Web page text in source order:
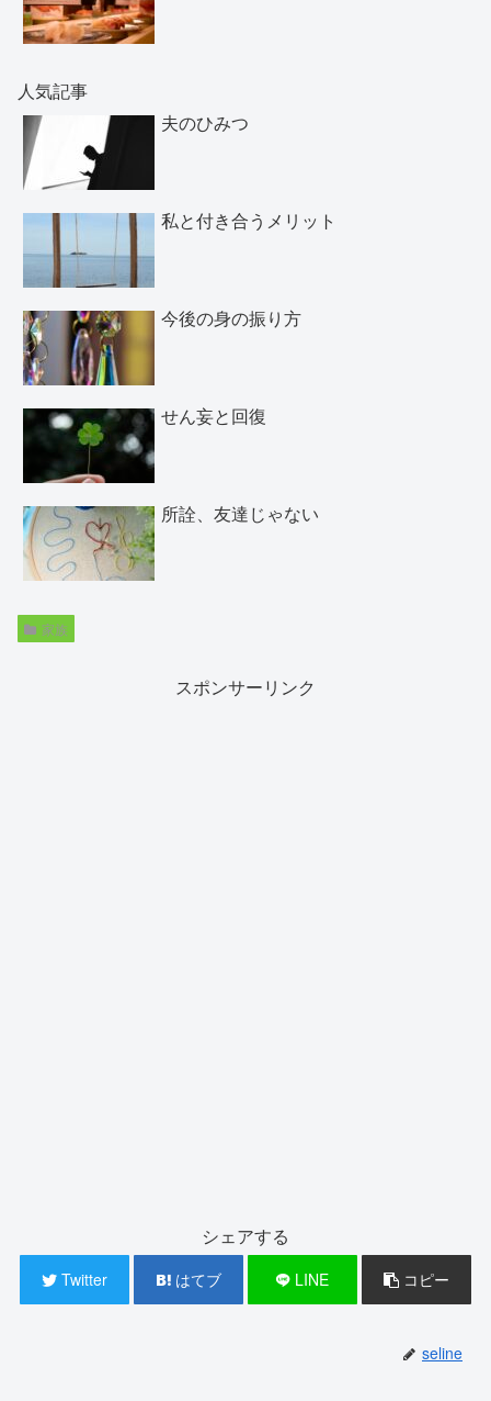
人気記事
夫のひみつ
私と付き合うメリット
今後の身の振り方
せん妄と回復
所詮、友達じゃない
家族
スポンサーリンク
シェアする
Twitter はてブ LINE コピー
seline